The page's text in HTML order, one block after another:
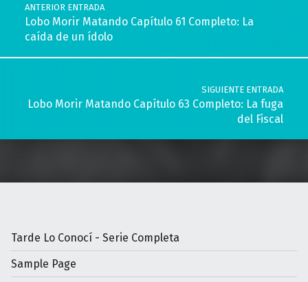
ANTERIOR ENTRADA
Lobo Morir Matando Capítulo 61 Completo: La
caída de un ídolo
SIGUIENTE ENTRADA
Lobo Morir Matando Capítulo 63 Completo: La fuga
del Fiscal
Tarde Lo Conocí - Serie Completa
Sample Page